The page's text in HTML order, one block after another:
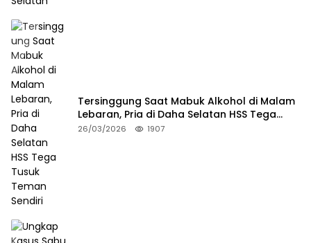
Tersinggung Saat Mabuk Alkohol di Malam
Lebaran, Pria di Daha Selatan HSS Tega
Tusuk Teman Sendiri
26/03/2026 1907